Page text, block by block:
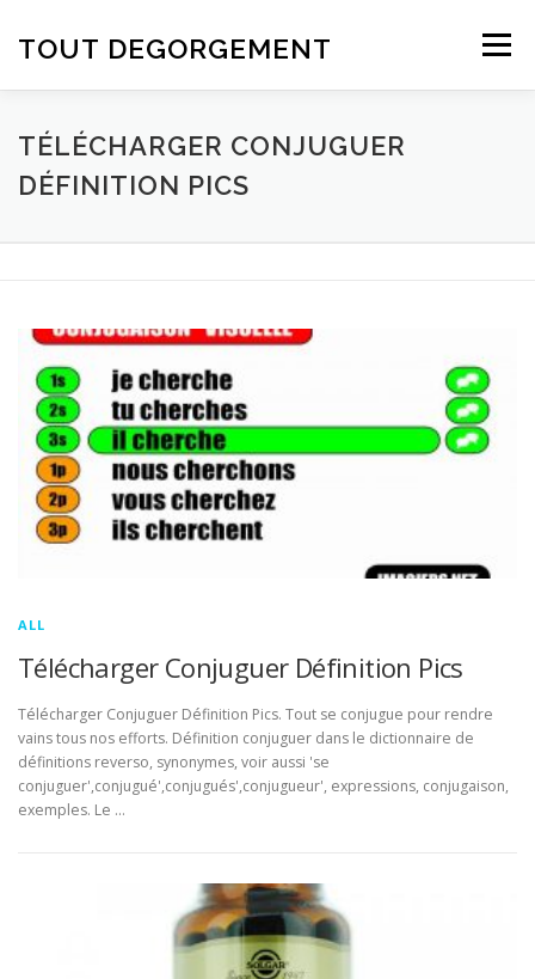
TOUT DEGORGEMENT Menu
TÉLÉCHARGER CONJUGUER
DÉFINITION PICS
ALL
Télécharger Conjuguer Définition Pics
Télécharger Conjuguer Définition Pics. Tout se conjugue pour rendre
vains tous nos efforts. Définition conjuguer dans le dictionnaire de
définitions reverso, synonymes, voir aussi 'se
conjuguer',conjugué',conjugués',conjugueur', expressions, conjugaison,
exemples. Le …